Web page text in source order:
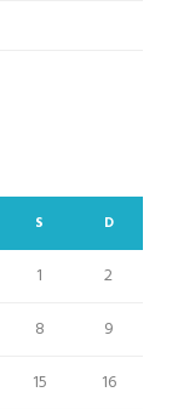
S D
1
2
8
9
15
16